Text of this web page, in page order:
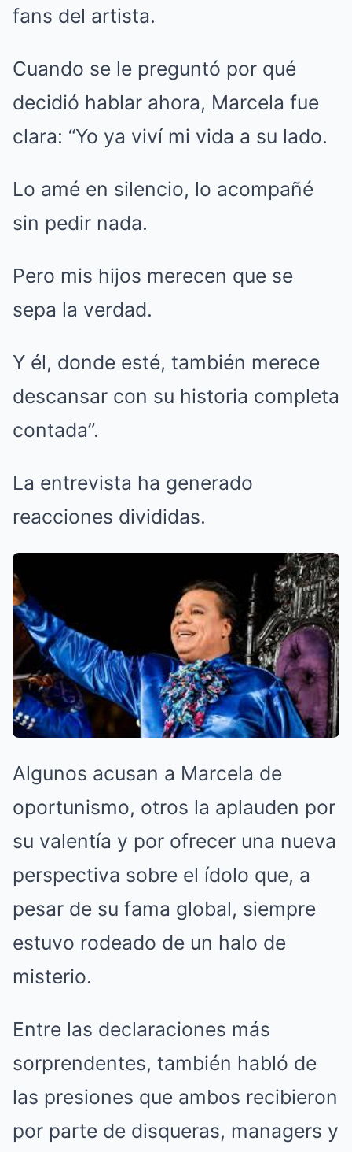
fans del artista.
Cuando se le preguntó por qué
decidió hablar ahora, Marcela fue
clara: “Yo ya viví mi vida a su lado.
Lo amé en silencio, lo acompañé
sin pedir nada.
Pero mis hijos merecen que se
sepa la verdad.
Y él, donde esté, también merece
descansar con su historia completa
contada”.
La entrevista ha generado
reacciones divididas.
Algunos acusan a Marcela de
oportunismo, otros la aplauden por
su valentía y por ofrecer una nueva
perspectiva sobre el ídolo que, a
pesar de su fama global, siempre
estuvo rodeado de un halo de
misterio.
Entre las declaraciones más
sorprendentes, también habló de
las presiones que ambos recibieron
por parte de disqueras, managers y